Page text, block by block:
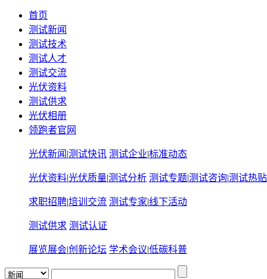
首页
测试新闻
测试技术
测试人才
测试交流
光伏资料
测试供求
光伏相册
领跑者官网
光伏新闻 |测试快讯 测试企业|标准动态
光伏资料|光伏质量|测试分析 测试专题|测试咨询|测试热贴
求职招聘|培训交流 测试专家|线下活动
测试供求 测试认证
展览展会|创新论坛 学术会议|低碳科普